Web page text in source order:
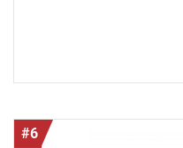
#6